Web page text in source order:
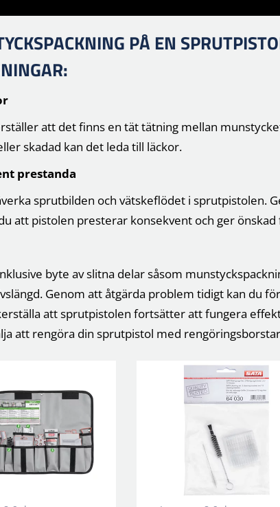
PÅ EN
att det finns en tät tätning mellan
skadad kan det leda till läckor.
prestanda
sprutbilden och vätskeflödet i sprutpistolen.
att pistolen presterar konsekvent och ger önskad
byte av slitna delar såsom
Genom att åtgärda problem tidigt kan du
att sprutpistolen fortsätter att fungera
att rengöra din sprutpistol med